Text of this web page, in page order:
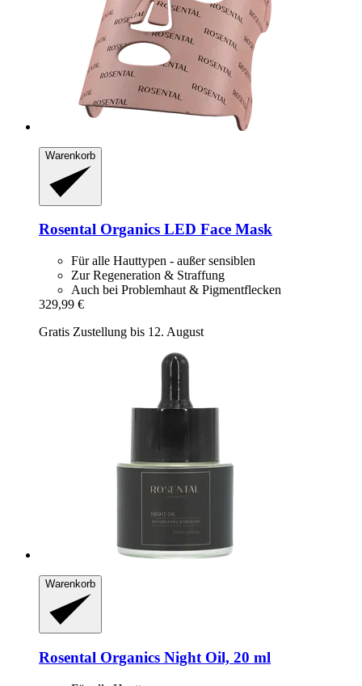
Warenkorb
Rosental Organics LED Face Mask
Für alle Hauttypen - außer sensiblen
Zur Regeneration & Straffung
Auch bei Problemhaut & Pigmentflecken
329,99 €
Gratis Zustellung bis 12. August
Warenkorb
Rosental Organics Night Oil, 20 ml